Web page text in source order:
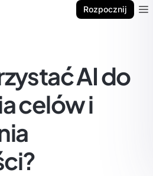
Rozpocznij
AI do
celów i